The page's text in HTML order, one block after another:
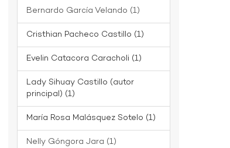
Bernardo García Velando (1)
Cristhian Pacheco Castillo (1)
Evelin Catacora Caracholi (1)
Lady Sihuay Castillo (autor
principal) (1)
María Rosa Malásquez Sotelo (1)
Nelly Góngora Jara (1)